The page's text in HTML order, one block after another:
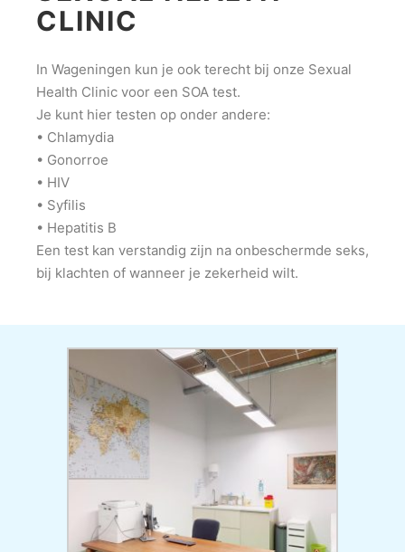
CLINIC
In Wageningen kun je ook terecht bij onze Sexual
Health Clinic voor een SOA test.
Je kunt hier testen op onder andere:
• Chlamydia
• Gonorroe
• HIV
• Syfilis
• Hepatitis B
Een test kan verstandig zijn na onbeschermde seks,
bij klachten of wanneer je zekerheid wilt.